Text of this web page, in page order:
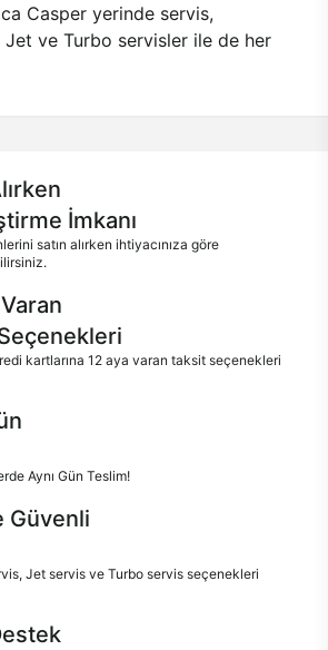
Casper yerinde servis,
Jet ve Turbo servisler ile de her
İmkanı
satın alırken ihtiyacınıza göre
kartlarına 12 aya varan taksit seçenekleri
Aynı Gün Teslim!
Güvenli
Jet servis ve Turbo servis seçenekleri